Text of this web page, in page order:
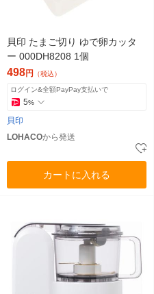
貝印 たまご切り ゆで卵カッタ
ー 000DH8208 1個
498円 （税込）
ログイン&全額PayPay支払いで
5%
貝印
LOHACOから発送
カートに入れる